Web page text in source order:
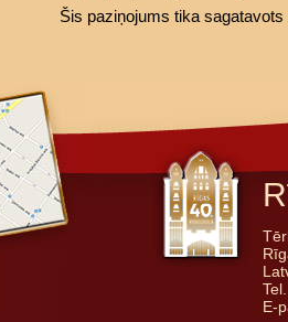
Šis paziņojums tika sagatavots
E-